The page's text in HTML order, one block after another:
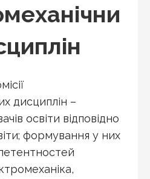
дисциплін –
освіти відповідно
формування у них